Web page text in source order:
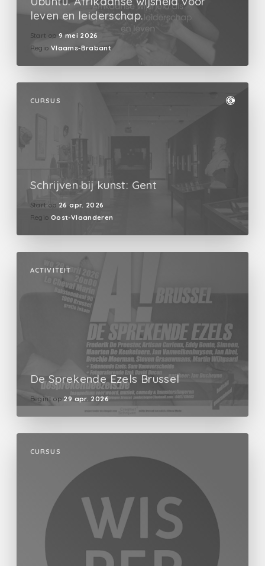
leven en leiderschap.
Start op 9 mei 2026
Regio Vlaams-Brabant
CURSUS
Schrijven bij kunst: Gent
Start op 26 apr. 2026
Regio Oost-Vlaanderen
ACTIVITEIT
De Sprekende Ezels Brussel
Begint op 29 apr. 2026
CURSUS